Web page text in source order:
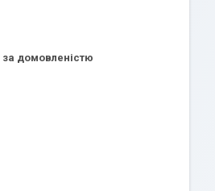
за домовленістю